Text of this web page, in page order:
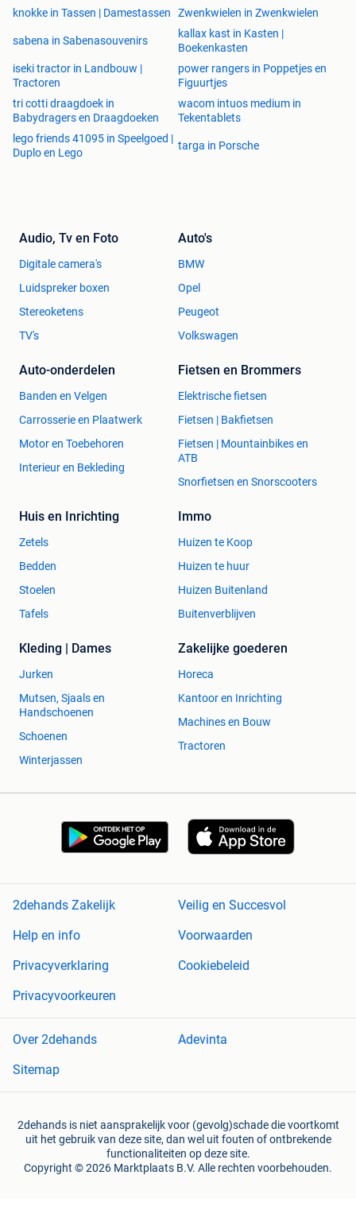
knokke in Tassen | Damestassen
Zwenkwielen in Zwenkwielen
sabena in Sabenasouvenirs
kallax kast in Kasten |
Boekenkasten
iseki tractor in Landbouw |
Tractoren
power rangers in Poppetjes en
Figuurtjes
tri cotti draagdoek in
Babydragers en Draagdoeken
wacom intuos medium in
Tekentablets
lego friends 41095 in Speelgoed |
Duplo en Lego
targa in Porsche
Audio, Tv en Foto
Digitale camera's
Luidspreker boxen
Stereoketens
TV's
Auto's
BMW
Opel
Peugeot
Volkswagen
Auto-onderdelen
Banden en Velgen
Carrosserie en Plaatwerk
Motor en Toebehoren
Interieur en Bekleding
Fietsen en Brommers
Elektrische fietsen
Fietsen | Bakfietsen
Fietsen | Mountainbikes en
ATB
Snorfietsen en Snorscooters
Huis en Inrichting
Zetels
Bedden
Stoelen
Tafels
Immo
Huizen te Koop
Huizen te huur
Huizen Buitenland
Buitenverblijven
Kleding | Dames
Jurken
Mutsen, Sjaals en
Handschoenen
Schoenen
Winterjassen
Zakelijke goederen
Horeca
Kantoor en Inrichting
Machines en Bouw
Tractoren
2dehands Zakelijk
Veilig en Succesvol
Help en info
Voorwaarden
Privacyverklaring
Cookiebeleid
Privacyvoorkeuren
Over 2dehands
Adevinta
Sitemap
2dehands is niet aansprakelijk voor (gevolg)schade die voortkomt
uit het gebruik van deze site, dan wel uit fouten of ontbrekende
functionaliteiten op deze site.
Copyright © 2026 Marktplaats B.V. Alle rechten voorbehouden.